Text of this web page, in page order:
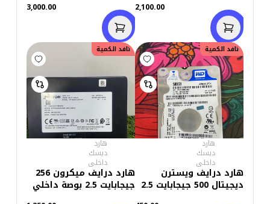
2,100.00
3,000.00
نافد الكمية
هارد
ديسك
داخلى
هارد درايف ويسترن
ديجيتال 500 جيجابايت 2.5
نافد الكمية
هارد
ديسك
داخلى
هارد درايف ميكرون 256
جيجابايت 2.5 بوصة داخلي